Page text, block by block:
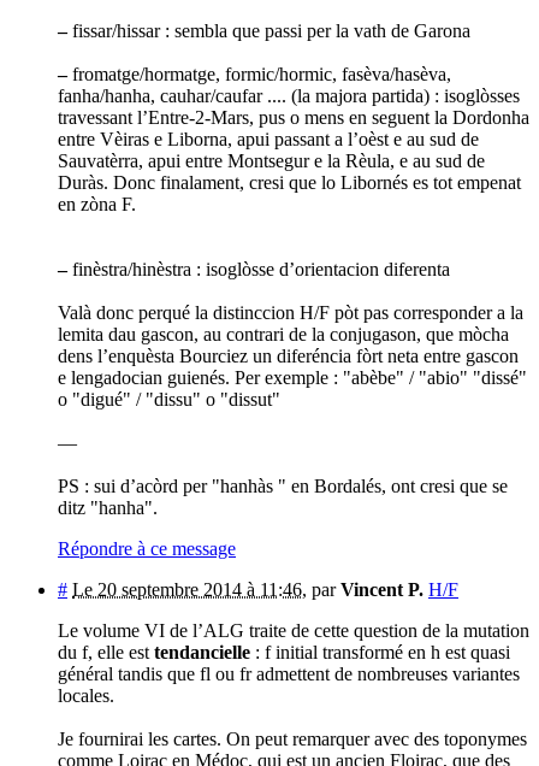
–fissar/hissar : sembla que passi per la vath de Garona
–fromatge/hormatge, formic/hormic, fasèva/hasèva,
fanha/hanha, cauhar/caufar .... (la majora partida) : isoglòsses
travessant l’Entre-2-Mars, pus o mens en seguent la Dordonha
entre Vèiras e Liborna, apui passant a l’oèst e au sud de
Sauvatèrra, apui entre Montsegur e la Rèula, e au sud de
Duràs. Donc finalament, cresi que lo Libornés es tot empenat
en zòna F.
–finèstra/hinèstra : isoglòsse d’orientacion diferenta
Valà donc perqué la distinccion H/F pòt pas corresponder a la
lemita dau gascon, au contrari de la conjugason, que mòcha
dens l’enquèsta Bourciez un diferéncia fòrt neta entre gascon
e lengadocian guienés. Per exemple : "abèbe" / "abio" "dissé"
o "digué" / "dissu" o "dissut"
—
PS : sui d’acòrd per "hanhàs " en Bordalés, ont cresi que se
ditz "hanha".
Répondre à ce message
# Le 20 septembre 2014 à 11:46, parVincent P. H/F
Le volume VI de l’ALG traite de cette question de la mutation
du f, elle est tendancielle : f initial transformé en h est quasi
général tandis que fl ou fr admettent de nombreuses variantes
locales.
Je fournirai les cartes. On peut remarquer avec des toponymes
comme Loirac en Médoc, qui est un ancien Floirac, que des